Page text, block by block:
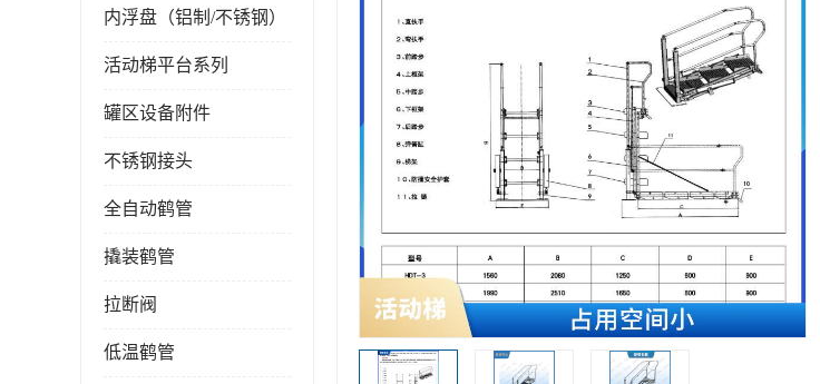
内浮盘（铝制/不锈钢）
活动梯平台系列
罐区设备附件
不锈钢接头
全自动鹤管
撬装鹤管
拉断阀
低温鹤管